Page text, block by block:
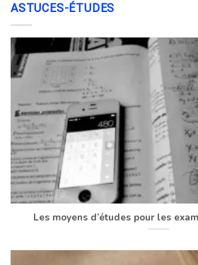
ASTUCES-ÉTUDES
Les moyens d’études pour les